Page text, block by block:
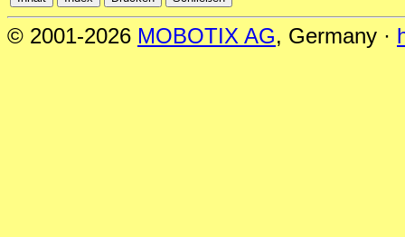
© 2001-2026 MOBOTIX AG, Germany ·